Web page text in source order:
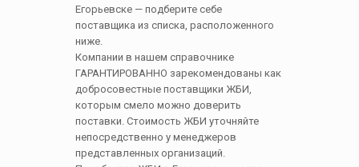
Егорьевске — подберите себе
поставщика из списка, расположенного
ниже.
Компании в нашем справочнике
ГАРАНТИРОВАННО зарекомендованы как
добросовестные поставщики ЖБИ,
которым смело можно доверить
поставки. Стоимость ЖБИ уточняйте
непосредственно у менеджеров
представленных организаций.